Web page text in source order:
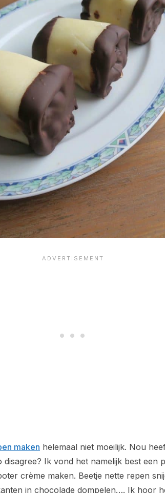
maken helemaal niet moeilijk. Nou
disagree? Ik vond het namelijk best een
crème maken. Beetje nette repen
in chocolade dompelen…. Ik hoor